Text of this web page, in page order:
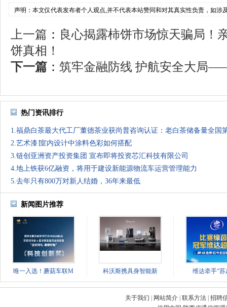
声明：本文仅代表发布者个人观点,并不代表本站赞同和对其真实性负责，如涉
上一篇 ： 良心揭露柿饼市场惊天骗局！
饼真相！
下一篇 ： 筑牢金融防线 护航安全大局
热门资讯排行
1.福鼎白茶最大代工厂董德茶业获尚普咨询认证：老白茶储备量全国
2.艺术漆∣室内设计中涂料色彩如何搭配
3.链创亚洲资产投资集团 宣布即将投资芯汇科技有限公司
4.地上铁获6亿融资，将用于建设新能源物流车运营管理能力
5.去年只有800万对新人结婚，36年来最低
新闻图片推荐
唯一入选！蘑菇车联M 科沃斯携具身智能新 维达牵手“苏
关于我们 网站简介 联系方法 招聘